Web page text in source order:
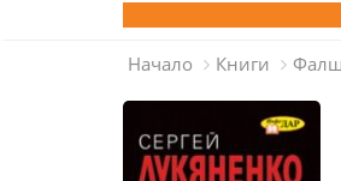
Начало Книги